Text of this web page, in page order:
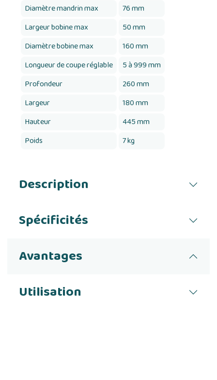
Diamètre mandrin max
76 mm
Largeur bobine max
50 mm
Diamètre bobine max
160 mm
Longueur de coupe réglable
5 à 999 mm
Profondeur
260 mm
Largeur
180 mm
Hauteur
445 mm
Poids
7 kg
Description
Spécificités
Avantages
Utilisation